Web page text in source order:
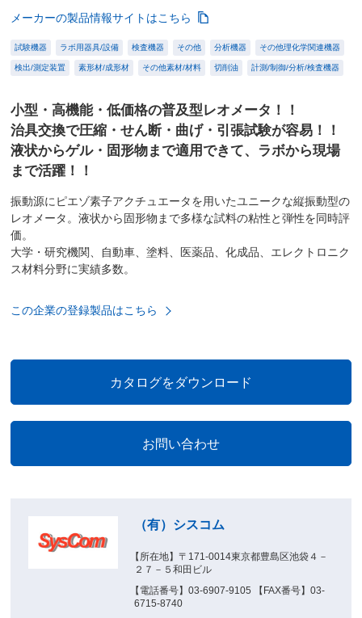
メーカーの製品情報サイトはこちら
試験機器 ラボ用器具/設備 検査機器 その他 分析機器 その他理化学関連機器
検出/測定装置 素形材/成形材 その他素材/材料 切削油 計測/制御/分析/検査機器
小型・高機能・低価格の普及型レオメータ！！
治具交換で圧縮・せん断・曲げ・引張試験が容易！！
液状からゲル・固形物まで適用できて、ラボから現場
まで活躍！！
振動源にピエゾ素子アクチュエータを用いたユニークな縦振動型の
レオメータ。液状から固形物まで多様な試料の粘性と弾性を同時評
価。
大学・研究機関、自動車、塗料、医薬品、化成品、エレクトロニク
ス材料分野に実績多数。
この企業の登録製品はこちら
（有）シスコム
【所在地】〒171-0014東京都豊島区池袋４－
２７－５和田ビル
【電話番号】03-6907-9105 【FAX番号】03-
6715-8740